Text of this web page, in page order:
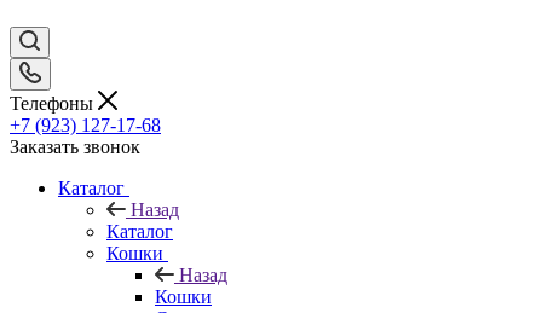
Телефоны
+7 (923) 127-17-68
Заказать звонок
Каталог
Назад
Каталог
Кошки
Назад
Кошки